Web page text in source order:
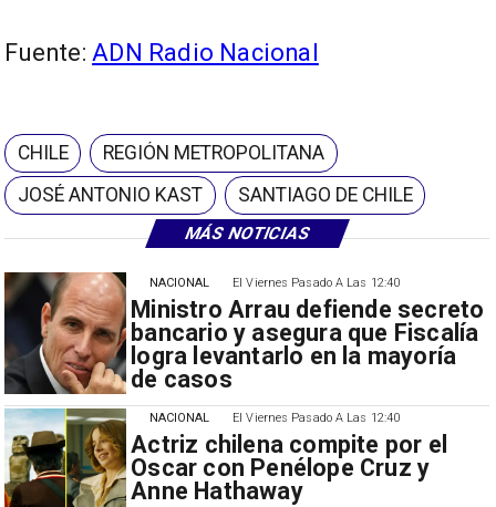
MÁS NOTICIAS
El Viernes Pasado A Las 12:40
Ministro Arrau defiende secreto
bancario y asegura que Fiscalía
logra levantarlo en la mayoría
de casos
NACIONAL
El Viernes Pasado A Las 12:40
Actriz chilena compite por el
Oscar con Penélope Cruz y
Anne Hathaway
NACIONAL
Fuente: ADN Radio Nacional
CHILE
REGIÓN METROPOLITANA
JOSÉ ANTONIO KAST
SANTIAGO DE CHILE